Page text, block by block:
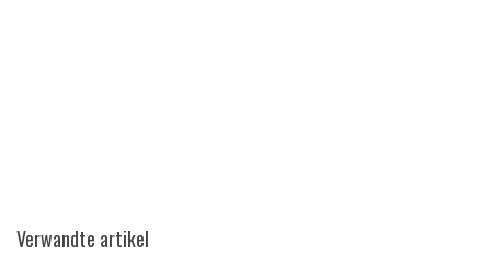
Verwandte artikel